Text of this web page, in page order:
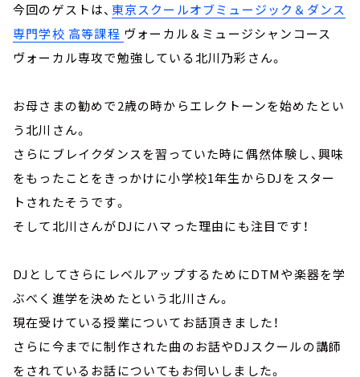
今回のゲストは、 東京スクールオブミュージック＆ダンス
専門学校 高等課程 ヴォーカル＆ミュージシャンコース
ヴォーカル専攻で勉強している北川乃彩さん。
お母さまの勧めで2歳の時からエレクトーンを始めたとい
う北川さん。
さらにブレイクダンスを習っていた時に偶然体験し、興味
をもったことをきっかけに小学校1年生からDJをスター
トされたそうです。
そして北川さんがDJにハマった理由にも注目です！
DJとしてさらにレベルアップするためにDTMや楽器を学
ぶべく進学を決めたという北川さん。
現在受けている授業についてお話頂きました！
さらに今までに制作された曲のお話やDJスクールの講師
をされているお話についてもお伺いしました。